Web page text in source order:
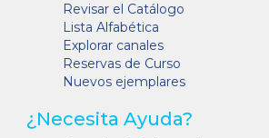
Revisar el Catálogo
Lista Alfabética
Explorar canales
Reservas de Curso
Nuevos ejemplares
¿Necesita Ayuda?